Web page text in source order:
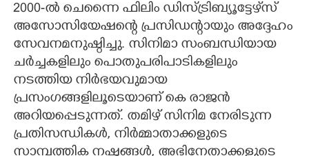
2000-ൽ ചെന്നൈ ഫിലിം ഡിസ്ട്രിബ്യൂട്ടേഴ്‌സ്
അസോസിയേഷന്റെ പ്രസിഡന്റായും അദ്ദേഹം
സേവനമനുഷ്ഠിച്ചു. സിനിമാ സംബന്ധിയായ
ചർച്ചകളിലും പൊതുപരിപാടികളിലും
നടത്തിയ നിർഭയവുമായ
പ്രസംഗങ്ങളിലൂടെയാണ് കെ രാജൻ
അറിയപ്പെടുന്നത്. തമിഴ് സിനിമ നേരിടുന്ന
പ്രതിസന്ധികൾ, നിർമ്മാതാക്കളുടെ